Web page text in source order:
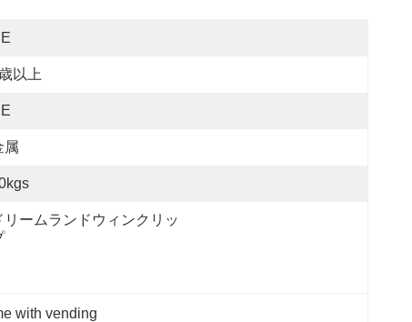
以上
属
リームランドウィンクリッ
with vending